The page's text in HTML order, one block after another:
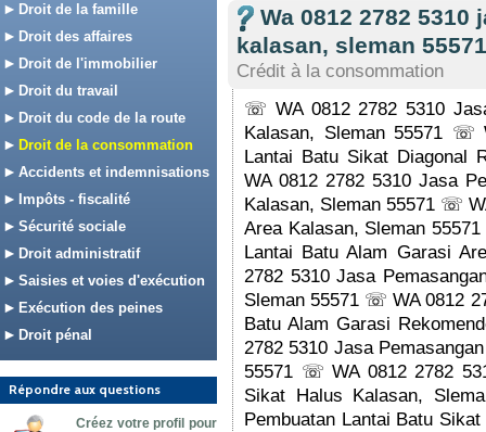
Droit de la famille
Droit des affaires
Droit de l'immobilier
Droit du travail
Droit du code de la route
Droit de la consommation
Accidents et indemnisations
Impôts - fiscalité
Sécurité sociale
Droit administratif
Saisies et voies d'exécution
Exécution des peines
Droit pénal
Répondre aux questions
Créez votre profil pour
Wa 0812 2782
kalasan, sleman 55571
Crédit à la consommation
☏ WA 0812 2782 5310
Kalasan, Sleman 55571 ☏
Lantai Batu Sikat Diagonal
WA 0812 2782 5310 Jasa
Kalasan, Sleman 55571 ☏
Area Kalasan, Sleman
Lantai Batu Alam Garasi
2782 5310 Jasa
Sleman 55571 ☏ WA 0812
Batu Alam Garasi
2782 5310 Jasa
55571 ☏ WA 0812 2782
Sikat Halus Kalasan,
Pembuatan Lantai Batu